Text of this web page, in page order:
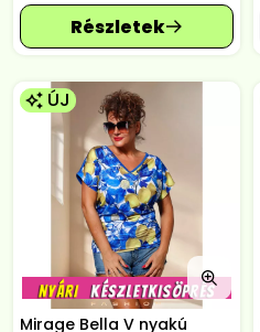
ÚJ
Mirage Bella V nyakú